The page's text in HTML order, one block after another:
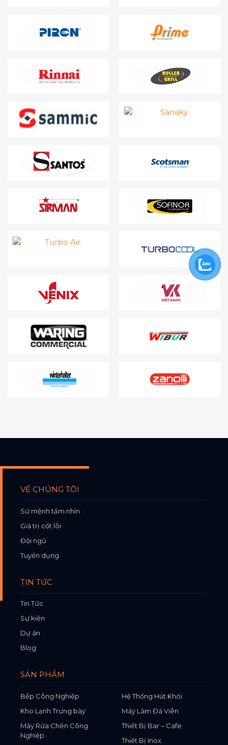
VỀ CHÚNG TÔI
Sứ mệnh tầm nhìn
Giá trị cốt lõi
Đội ngũ
Tuyển dụng
TIN TỨC
Tin Tức
Sự kiện
Dự án
Blog
SẢN PHẨM
Bếp Công Nghiệp
Hệ Thống Hút Khói
Kho Lạnh Trưng bày
Máy Làm Đá Viên
Máy Rửa Chén Công
Nghiệp
Thiết Bị Bar – Cafe
Thiết Bị Inox